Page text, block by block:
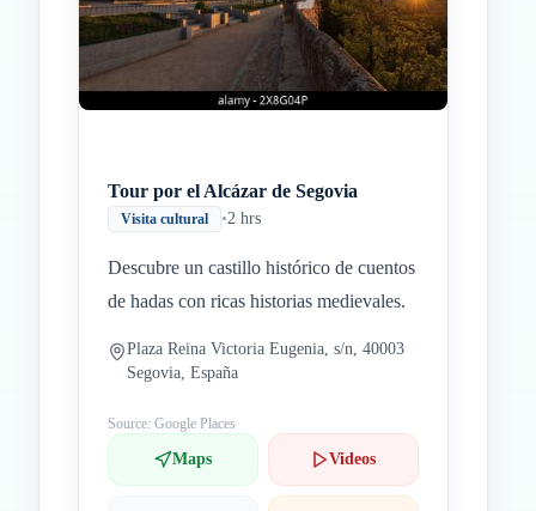
Tour por el Alcázar de Segovia
Visita cultural •2 hrs
Descubre un castillo histórico de cuentos
de hadas con ricas historias medievales.
Plaza Reina Victoria Eugenia, s/n, 40003
Segovia, España
Source: Google Places
Maps Videos